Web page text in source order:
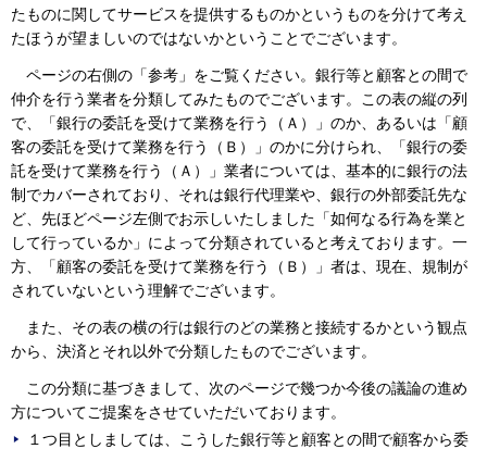
たものに関してサービスを提供するものかというものを分けて考え
たほうが望ましいのではないかということでございます。
ページの右側の「参考」をご覧ください。銀行等と顧客との間で
仲介を行う業者を分類してみたものでございます。この表の縦の列
で、「銀行の委託を受けて業務を行う（Ａ）」のか、あるいは「顧
客の委託を受けて業務を行う（Ｂ）」のかに分けられ、「銀行の委
託を受けて業務を行う（Ａ）」業者については、基本的に銀行の法
制でカバーされており、それは銀行代理業や、銀行の外部委託先な
ど、先ほどページ左側でお示しいたしました「如何なる行為を業と
して行っているか」によって分類されていると考えております。一
方、「顧客の委託を受けて業務を行う（Ｂ）」者は、現在、規制が
されていないという理解でございます。
また、その表の横の行は銀行のどの業務と接続するかという観点
から、決済とそれ以外で分類したものでございます。
この分類に基づきまして、次のページで幾つか今後の議論の進め
方についてご提案をさせていただいております。
１つ目としましては、こうした銀行等と顧客との間で顧客から委